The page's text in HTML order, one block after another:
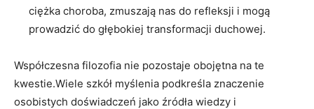
ciężka choroba,⁢ zmuszają nas do refleksji i mogą
⁢prowadzić do głębokiej transformacji duchowej.
Współczesna‍ filozofia nie⁣ pozostaje obojętna na te
kwestie.Wiele szkół myślenia ‍podkreśla znaczenie
⁤osobistych doświadczeń jako​ źródła wiedzy ⁣i